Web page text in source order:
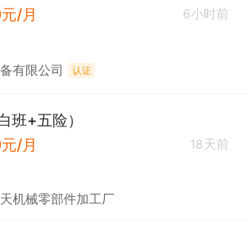
/月
6小时前
有限公司 认证
班+五险）
/月
18天前
机械零部件加工厂